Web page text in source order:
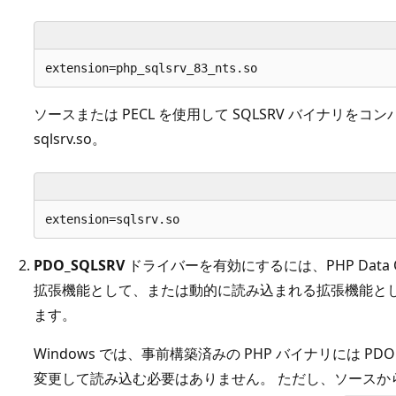
ソースまたは PECL を使用して SQLSRV バイナリをコ
sqlsrv.so。
PDO_SQLSRVドライバーを有効にするには、PHP
拡張機能として、または動的に読み込まれる拡張機能
ます。
Windows では、事前構築済みの PHP バイナリには
変更して読み込む必要はありません。 ただし、ソース